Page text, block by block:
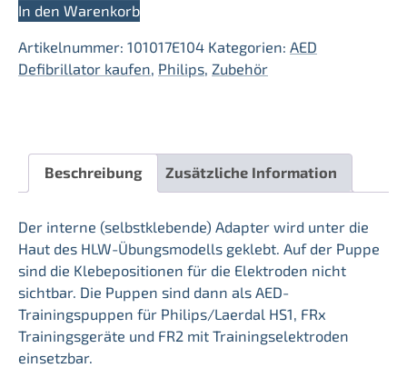
Manikin
Menge
In den Warenkorb
Artikelnummer: 101017E104 Kategorien: AED
Defibrillator kaufen, Philips, Zubehör
Beschreibung Zusätzliche Information
Der interne (selbstklebende) Adapter wird unter die
Haut des HLW-Übungsmodells geklebt. Auf der Puppe
sind die Klebepositionen für die Elektroden nicht
sichtbar. Die Puppen sind dann als AED-
Trainingspuppen für Philips/Laerdal HS1, FRx
Trainingsgeräte und FR2 mit Trainingselektroden
einsetzbar.